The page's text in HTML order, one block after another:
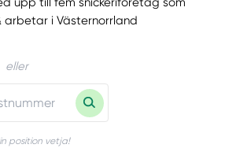
arbetar i Västernorrland
eller
position vetja!